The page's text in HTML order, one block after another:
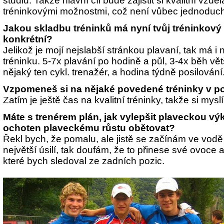
tréninkovými možnostmi, což není vůbec
Jakou skladbu tréninků má nyní tvůj tréninkový
konkrétní?
Jelikož je mojí nejslabší stránkou plavaní, tak má i
tréninku. 5-7x plavání po hodině a půl, 3-4x běh
nějaký ten cykl. trenažér, a hodina týdně
Vzpomeneš si na nějaké povedené tréninky v
Zatím je ještě čas na kvalitní tréninky, takže si
Máte s trenérem plán, jak vylepšit plaveckou
ochoten plaveckému růstu obětovat?
Řekl bych, že pomalu, ale jistě se začínám ve
největší úsilí, tak doufám, že to přinese své ovoce
které bych sledoval ze zadních pozic.